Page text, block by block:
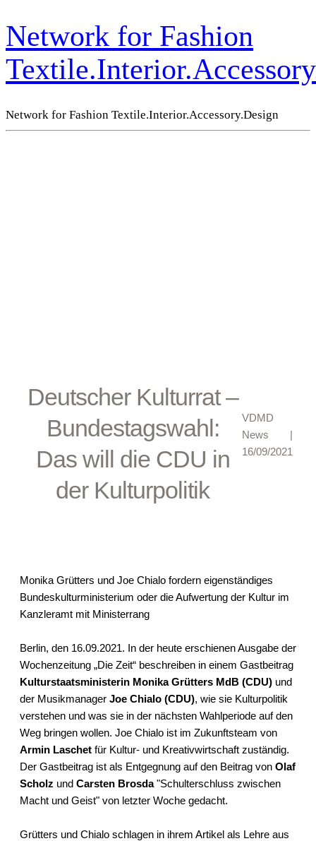
Network for Fashion
Network for Fashion Textile.Interior.Accessory.Design
Deutscher Kulturrat –
Bundestagswahl:
Das will die CDU in
der Kulturpolitik
VDMD
News |
16/09/2021
Monika Grütters und Joe Chialo fordern eigenständiges
Bundeskulturministerium oder die Aufwertung der Kultur im
Kanzleramt mit Ministerrang
Berlin, den 16.09.2021. In der heute erschienen Ausgabe der
Wochenzeitung „Die Zeit“ beschreiben in einem Gastbeitrag
Kulturstaatsministerin Monika Grütters MdB (CDU) und
der Musikmanager Joe Chialo (CDU), wie sie Kulturpolitik
verstehen und was sie in der nächsten Wahlperiode auf den
Weg bringen wollen. Joe Chialo ist im Zukunftsteam von
Armin Laschet für Kultur- und Kreativwirtschaft zuständig.
Der Gastbeitrag ist als Entgegnung auf den Beitrag von Olaf
Scholz und Carsten Brosda"Schulterschluss zwischen
Macht und Geist" von letzter Woche gedacht.
Grütters und Chialo schlagen in ihrem Artikel als Lehre aus